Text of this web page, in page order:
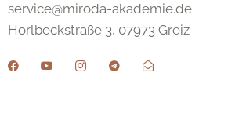
service@miroda-akademie.de
Horlbeckstraße 3, 07973 Greiz